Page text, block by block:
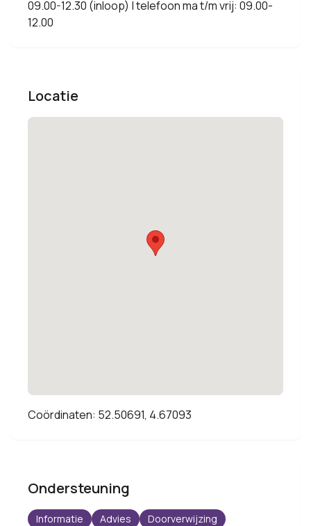
09.00-12.30 (inloop) | telefoon ma t/m vrij: 09.00-
12.00
Locatie
Coördinaten: 52.50691, 4.67093
Ondersteuning
Informatie Advies
Doorverwijzing